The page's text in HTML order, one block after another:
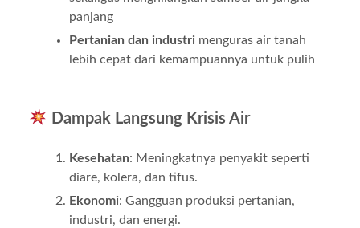
panjang
Pertanian dan industrimenguras air tanah
lebih cepat dari kemampuannya untuk pulih
Dampak Langsung Krisis Air
Kesehatan: Meningkatnya penyakit seperti
diare, kolera, dan tifus.
Ekonomi: Gangguan produksi pertanian,
industri, dan energi.